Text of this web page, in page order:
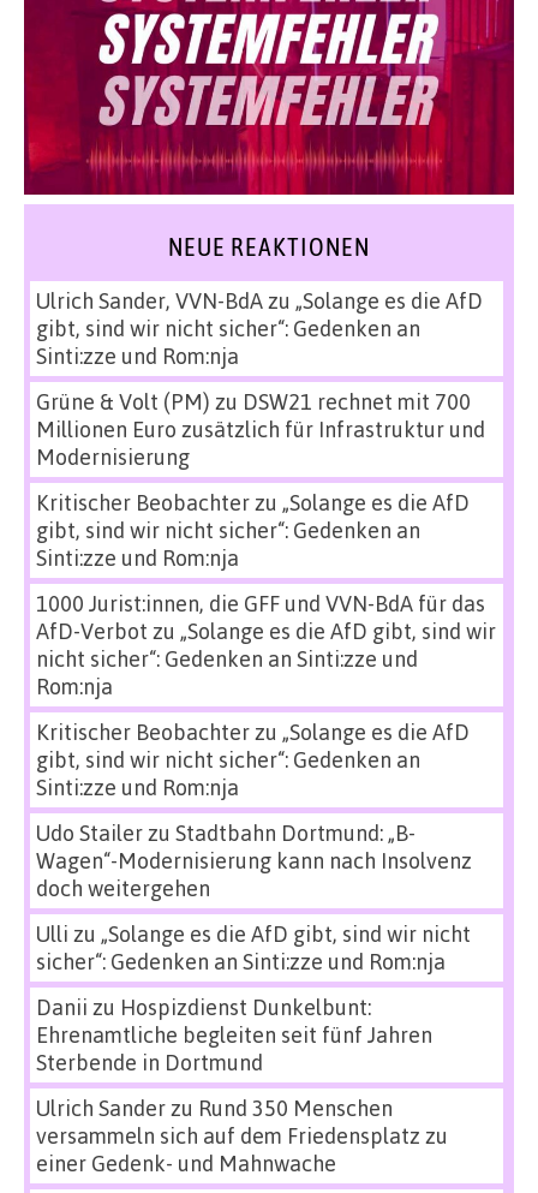
NEUE REAKTIONEN
Ulrich Sander, VVN-BdAzu „Solange es die AfD
gibt, sind wir nicht sicher“: Gedenken an
Sinti:zze und Rom:nja
Grüne & Volt (PM) zu DSW21 rechnet mit 700
Millionen Euro zusätzlich für Infrastruktur und
Modernisierung
Kritischer Beobachterzu „Solange es die AfD
gibt, sind wir nicht sicher“: Gedenken an
Sinti:zze und Rom:nja
1000 Jurist:innen, die GFF und VVN-BdA für das
AfD-Verbot zu „Solange es die AfD gibt, sind wir
nicht sicher“: Gedenken an Sinti:zze und
Rom:nja
Kritischer Beobachterzu „Solange es die AfD
gibt, sind wir nicht sicher“: Gedenken an
Sinti:zze und Rom:nja
Udo Stailerzu Stadtbahn Dortmund: „B-
Wagen“-Modernisierung kann nach Insolvenz
doch weitergehen
Ulli zu „Solange es die AfD gibt, sind wir nicht
sicher“: Gedenken an Sinti:zze und Rom:nja
Danii zu Hospizdienst Dunkelbunt:
Ehrenamtliche begleiten seit fünf Jahren
Sterbende in Dortmund
Ulrich Sanderzu Rund 350 Menschen
versammeln sich auf dem Friedensplatz zu
einer Gedenk- und Mahnwache